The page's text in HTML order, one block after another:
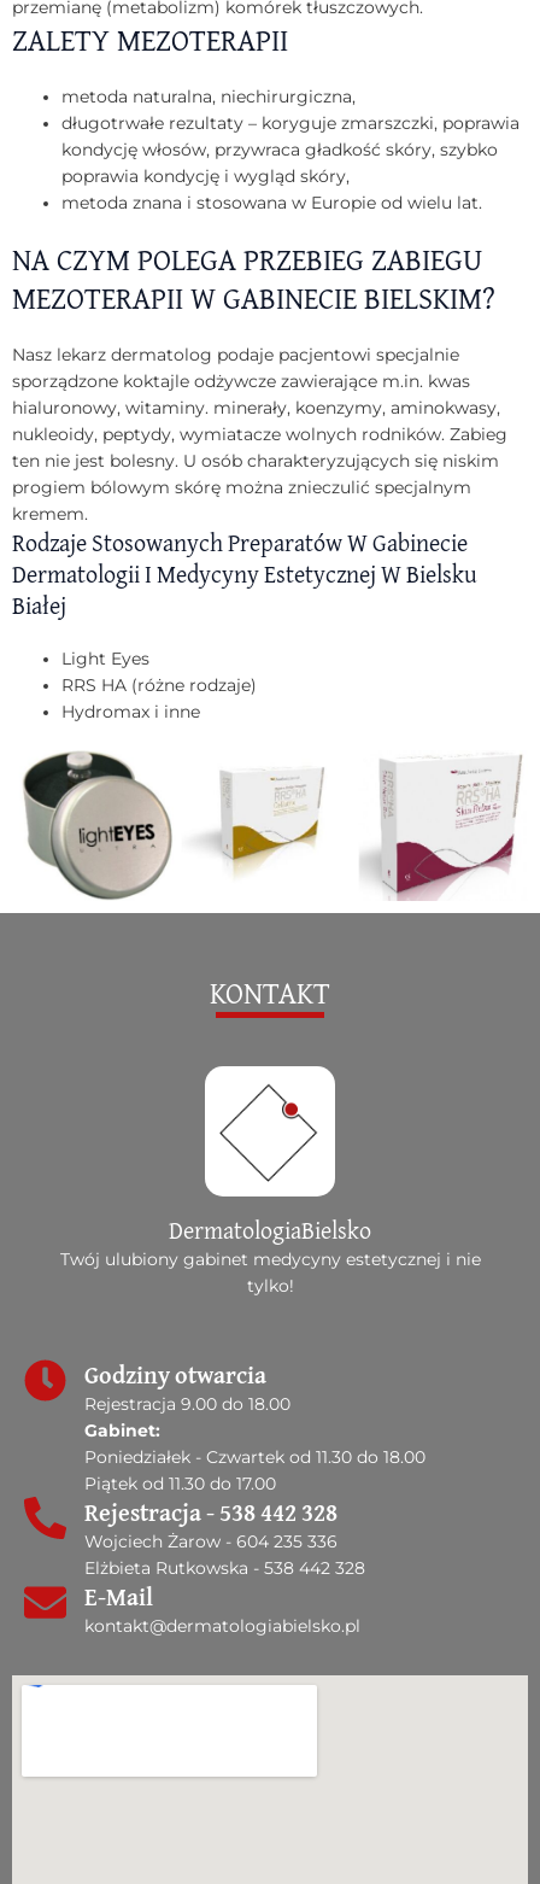
przemianę (metabolizm) komórek tłuszczowych.
ZALETY MEZOTERAPII
metoda naturalna, niechirurgiczna,
długotrwałe rezultaty – koryguje zmarszczki, poprawia
kondycję włosów, przywraca gładkość skóry, szybko
poprawia kondycję i wygląd skóry,
metoda znana i stosowana w Europie od wielu lat.
NA CZYM POLEGA PRZEBIEG ZABIEGU
MEZOTERAPII W GABINECIE BIELSKIM?
Nasz lekarz dermatolog podaje pacjentowi specjalnie
sporządzone koktajle odżywcze zawierające m.in. kwas
hialuronowy, witaminy. minerały, koenzymy, aminokwasy,
nukleoidy, peptydy, wymiatacze wolnych rodników. Zabieg
ten nie jest bolesny. U osób charakteryzujących się niskim
progiem bólowym skórę można znieczulić specjalnym
kremem.
Rodzaje Stosowanych Preparatów W Gabinecie
Dermatologii I Medycyny Estetycznej W Bielsku
Białej
Light Eyes
RRS HA (różne rodzaje)
Hydromax i inne
KONTAKT
DermatologiaBielsko
Twój ulubiony gabinet medycyny estetycznej i nie
tylko!
Godziny otwarcia
Rejestracja 9.00 do 18.00
Gabinet:
Poniedziałek - Czwartek od 11.30 do 18.00
Piątek od 11.30 do 17.00
Rejestracja - 538 442 328
Wojciech Żarow - 604 235 336
Elżbieta Rutkowska - 538 442 328
E-Mail
kontakt@dermatologiabielsko.pl